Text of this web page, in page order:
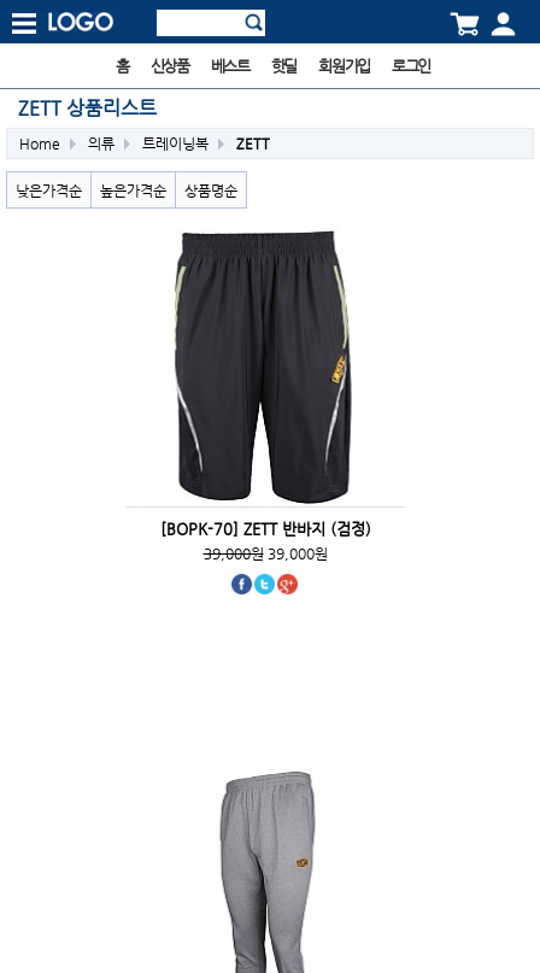
홈 신상품 베스트 핫딜 회원가입 로그인
ZETT 상품리스트
Home 의류 트레이닝복 ZETT
낮은가격순 높은가격순 상품명순
[BOPK-70] ZETT 반바지 (검정)
39,000원39,000원